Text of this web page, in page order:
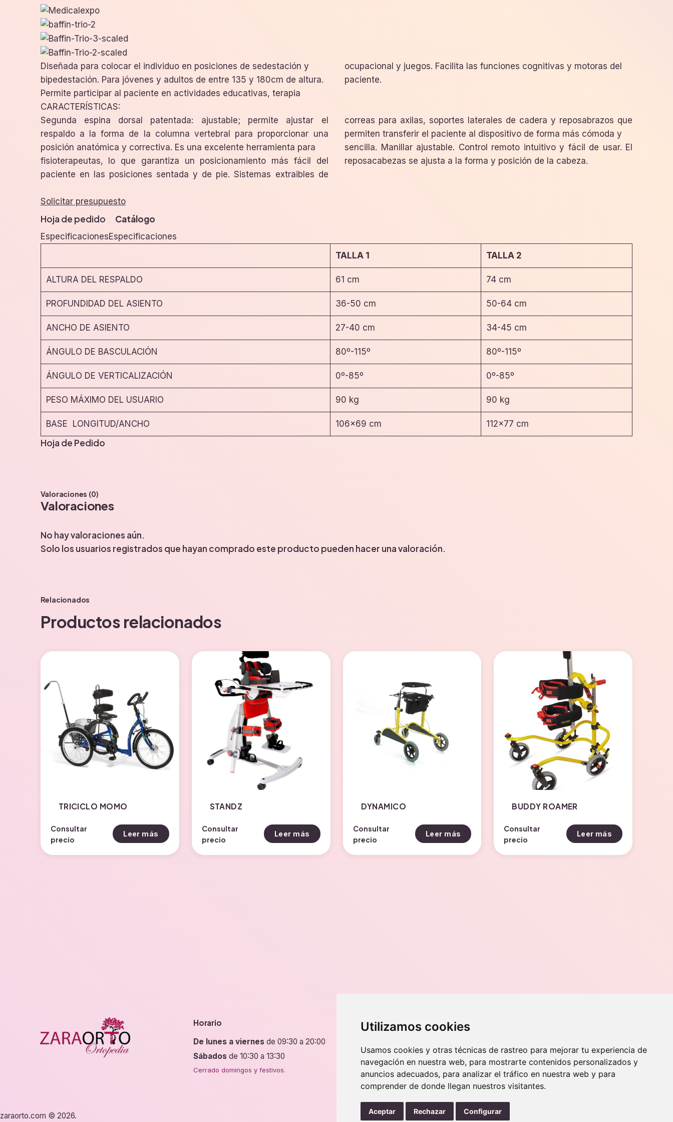
Utilizamos cookies
Usamos cookies y otras técnicas de rastreo para mejorar tu experiencia de
navegación en nuestra web, para mostrarte contenidos personalizados y
anuncios adecuados, para analizar el tráfico en nuestra web y para
comprender de donde llegan nuestros visitantes.
Aceptar Rechazar Configurar
Diseñada para colocar el individuo en posiciones de sedestación y
bipedestación. Para jóvenes y adultos de entre 135 y 180cm de altura.
Permite participar al paciente en actividades educativas, terapia
ocupacional y juegos. Facilita las funciones cognitivas y motoras del
paciente.
CARACTERÍSTICAS:
Segunda espina dorsal patentada: ajustable; permite ajustar el
respaldo a la forma de la columna vertebral para proporcionar una
posición anatómica y correctiva. Es una excelente herramienta para
fisioterapeutas, lo que garantiza un posicionamiento más fácil del
paciente en las posiciones sentada y de pie. Sistemas extraibles de
correas para axilas, soportes laterales de cadera y reposabrazos que
permiten transferir el paciente al dispositivo de forma más cómoda y
sencilla. Manillar ajustable. Control remoto intuitivo y fácil de usar. El
reposacabezas se ajusta a la forma y posición de la cabeza.
Solicitar presupuesto
Hoja de pedido Catálogo
EspecificacionesEspecificaciones
TALLA 1
TALLA 2
ALTURA DEL RESPALDO 61 cm 74 cm
PROFUNDIDAD DEL ASIENTO 36-50 cm 50-64 cm
ANCHO DE ASIENTO 27-40 cm 34-45 cm
ÁNGULO DE BASCULACIÓN 80º-115º 80º-115º
ÁNGULO DE VERTICALIZACIÓN 0º-85º 0º-85º
PESO MÁXIMO DEL USUARIO 90 kg 90 kg
BASE LONGITUD/ANCHO 106×69 cm 112×77 cm
Hoja de Pedido
Valoraciones (0)
Valoraciones
No hay valoraciones aún.
Solo los usuarios registrados que hayan comprado este producto pueden hacer una valoración.
Relacionados
Productos relacionados
TRICICLO MOMO
Consultar
precio
Leer más
STANDZ
Consultar
precio
Leer más
DYNAMICO
Consultar
precio
Leer más
BUDDY ROAMER
Consultar
precio
Leer más
Horario
De lunes a viernes de 09:30 a 20:00
Sábados de 10:30 a 13:30
Cerrado domingos y festivos.
Dirección
50009 Zaragoza
4 tiendas en Zaragoza.
Whatsapp
zaraorto.com © 2026. Ley de cookies Nota legal Protección de datos